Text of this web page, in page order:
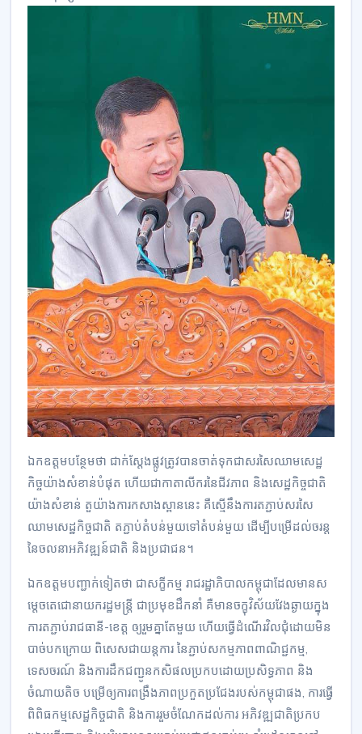
ឯកឧត្តមបន្ថែមថា ជាក់ស្តែងផ្លូវត្រូវបានចាត់ទុកជាសរសៃឈាមសេដ្ឋ
កិច្ចយ៉ាងសំខាន់បំផុត ហើយជាកាតាលីករនៃជីវភាព និងសេដ្ឋកិច្ចជាតិ
យ៉ាងសំខាន់ តួយ៉ាងការកសាងស្ពាននេះ គឺស្មើនឹងការតភ្ជាប់សរសៃ
ឈាមសេដ្ឋកិច្ចជាតិ តភ្ជាប់តំបន់មួយទៅតំបន់មួយ ដើម្បីបម្រើដល់ចរន្ត
នៃចលនាអភិវឌ្ឍន៍ជាតិ និងប្រជាជន។
ឯកឧត្តមបញ្ជាក់ទៀតថា ជាសក្ខីកម្ម រាជរដ្ឋាភិបាលកម្ពុជាដែលមានស
ម្តេចតេជោនាយករដ្ឋមន្ត្រី ជាប្រមុខដឹកនាំ គឺមានចក្ខុវិស័យវែងឆ្ងាយក្នុង
ការតភ្ជាប់រាជធានី-ខេត្ត ឲ្យរួមគ្នាតែមួយ ហើយធ្វើដំណើរវិលជុំដោយមិន
បាច់បកក្រោយ ពិសេសជាយន្តការ នៃភ្ជាប់សកម្មភាពពាណិជ្ជកម្ម,
ទេសចរណ៍ និងការដឹកជញ្ជូនកសិផលប្រកបដោយប្រសិទ្ធភាព និង
ចំណាយតិច បម្រើឲ្យការពង្រឹងភាពប្រកួតប្រជែងរបស់កម្ពុជាផង, ការធ្វើ
ពិពិធកម្មសេដ្ឋកិច្ចជាតិ និងការរួមចំណែកដល់ការ អភិវឌ្ឍជាតិប្រកប